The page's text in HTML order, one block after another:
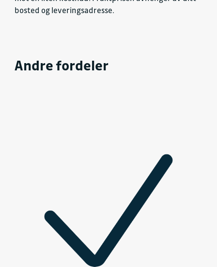
bosted og leveringsadresse.
Andre fordeler